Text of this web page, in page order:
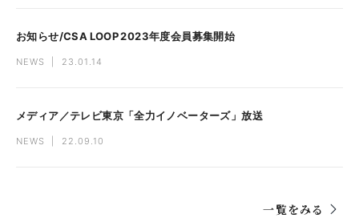
お知らせ/CSA LOOP 2023年度会員募集開始
NEWS 23.01.14
メディア／テレビ東京「全力イノベーターズ」放送
NEWS 22.09.10
一覧をみる